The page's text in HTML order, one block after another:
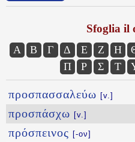
Sfoglia il
Α Β Γ Δ Ε Ζ Η
Π
Ρ Σ Τ
προσπασσαλεύω [v.]
προσπάσχω [v.]
πρόσπεινος [-ον]